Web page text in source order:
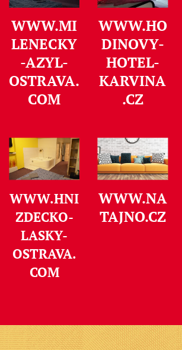
WWW.MI
LENECKY
-AZYL-
OSTRAVA.
COM
WWW.HO
DINOVY-
HOTEL-
KARVINA
.CZ
WWW.HNI
ZDECKO-
LASKY-
OSTRAVA.
COM
WWW.NA
TAJNO.CZ